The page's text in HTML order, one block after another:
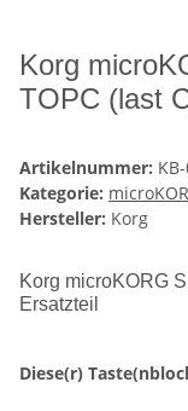
Korg
TOPC (last
Artikelnummer:
Kategorie:
Hersteller: Korg
Korg microKORG
Ersatzteil
Diese(r)